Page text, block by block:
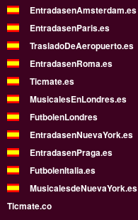
EntradasenAmsterdam.es
EntradasenParis.es
TrasladoDeAeropuerto.es
EntradasenRoma.es
Ticmate.es
MusicalesEnLondres.es
FutbolenLondres
EntradasenNuevaYork.es
EntradasenPraga.es
FutbolenItalia.es
MusicalesdeNuevaYork.es
Ticmate.co